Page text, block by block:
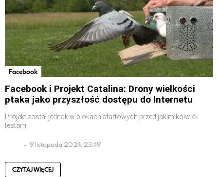
Facebook
Facebook i Projekt Catalina: Drony wielkości
ptaka jako przyszłość dostępu do Internetu
Projekt został jednak w blokach startowych przed jakimikolwiek
testami
9 listopada 2024, 23:49
CZYTAJ WIĘCEJ